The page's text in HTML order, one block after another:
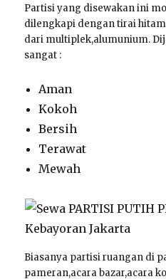
Partisi yang disewakan ini
dilengkapi dengan tirai
dari multiplek,alumunium.
sangat :
Aman
Kokoh
Bersih
Terawat
Mewah
Biasanya partisi ruangan di
pameran,acara bazar,acara